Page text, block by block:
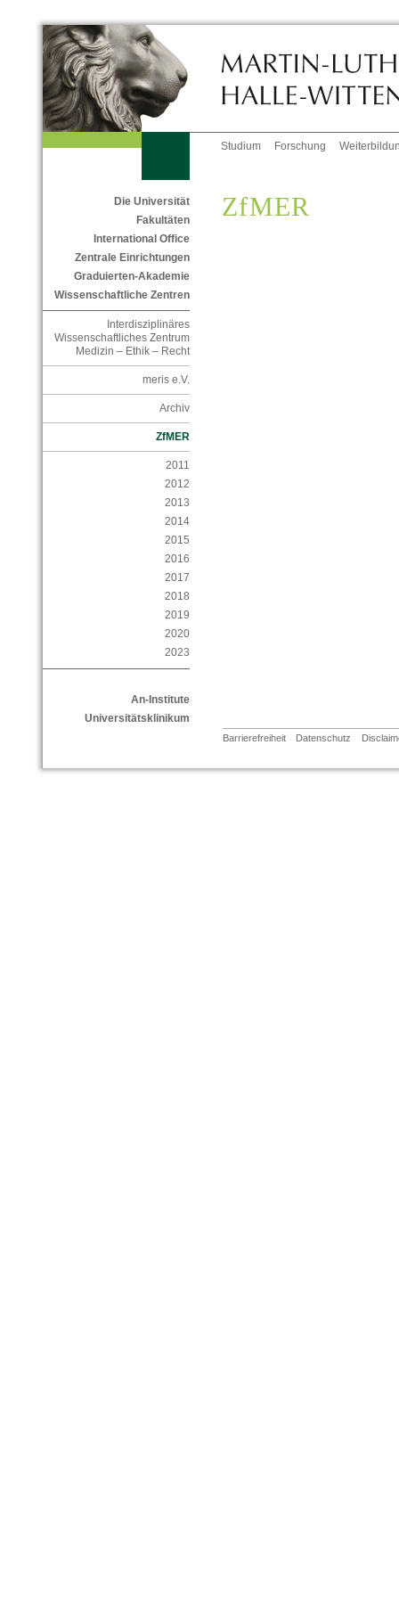
Studium Forschung
Die Universität
Fakultäten
International Office
Zentrale Einrichtungen
Graduierten-Akademie
Wissenschaftliche Zentren
Interdisziplinäres
Wissenschaftliches Zentrum
Medizin – Ethik – Recht
meris e.V.
Archiv
ZfMER
2011
2012
2013
2014
2015
2016
2017
2018
2019
2020
2023
An-Institute
Universitätsklinikum
ZfMER
Barrierefreiheit Datenschutz